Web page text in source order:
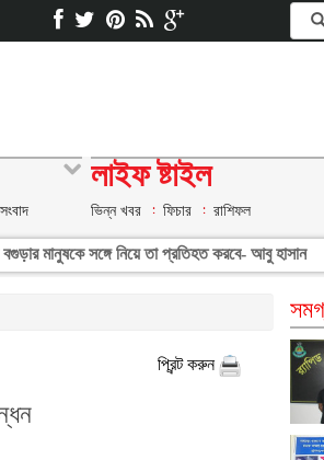
লাইফ ষ্টাইল
ভিন্ন খবর ফিচার রাশিফল
বগুড়ার মানুষকে সঙ্গে নিয়ে তা প্রতিহত করবে- আবু হাসান
প্রিন্ট করুন